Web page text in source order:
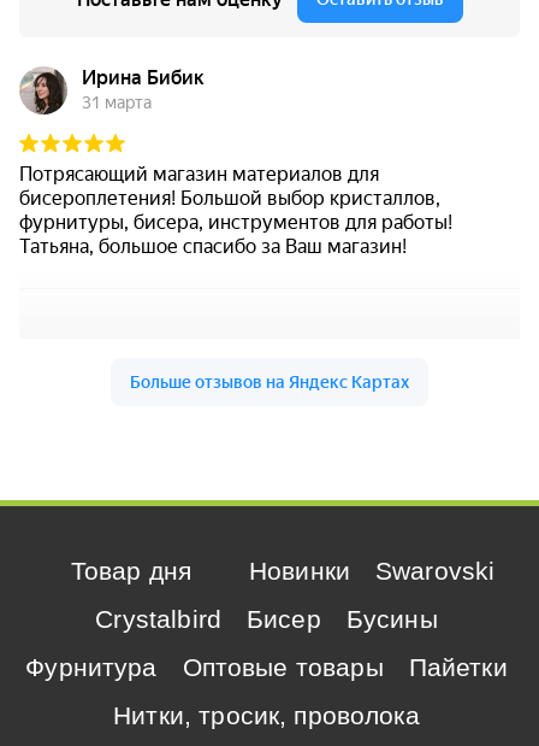
Товар дня Новинки
Swarovski
Crystalbird
Бисер
Бусины
Фурнитура
Оптовые товары
Пайетки
Нитки, тросик, проволока